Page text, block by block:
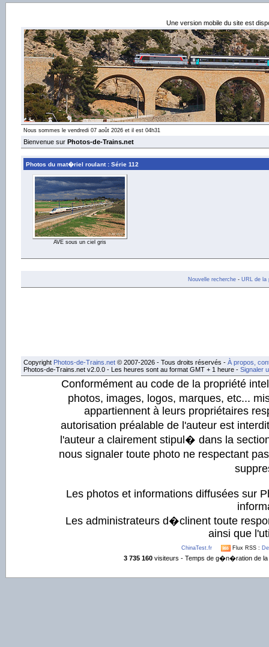
Une version mobile du site est
Nous sommes le vendredi 07 août 2026 et il est 04h31
Bienvenue sur Photos-de-Trains.net
Photos du mat�riel roulant : Série 112
AVE sous un ciel gris
Nouvelle recherche- URL de la
Copyright Photos-de-Trains.net © 2007-2026 - Tous droits réservés - À propos,
Photos-de-Trains.net v2.0.0 - Les heures sont au format GMT + 1 heure - Signaler
Conformément au code de la propriété
photos, images, logos, marques, etc...
appartiennent à leurs propriétaires
autorisation préalable de l'auteur est
l'auteur a clairement stipul� dans la
nous signaler toute photo ne respectant
Les photos et informations diffusées sur
Les administrateurs d�clinent toute
ainsi que
ChinaTest.fr Flux RSS :
3 735 160visiteurs - Temps de g�n�ration de